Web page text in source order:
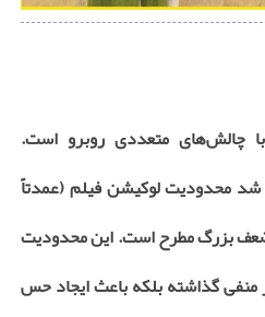
چالش‌های متعددی روبرو است.
محدودیت لوکیشن فیلم (عمدتاً
بزرگ مطرح است. این محدودیت
منفی گذاشته بلکه باعث ایجاد حس